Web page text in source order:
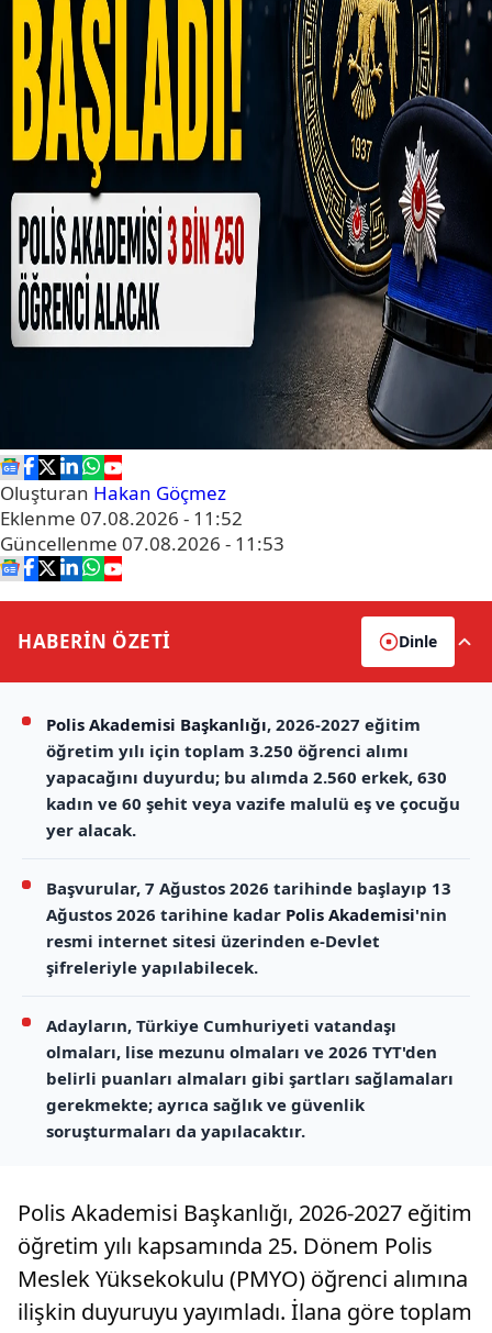
Oluşturan Hakan Göçmez
Eklenme 07.08.2026 - 11:52
Güncellenme 07.08.2026 - 11:53
HABERİN ÖZETİ Dinle
Polis Akademisi Başkanlığı, 2026-2027 eğitim
öğretim yılı için toplam 3.250 öğrenci alımı
yapacağını duyurdu; bu alımda 2.560 erkek, 630
kadın ve 60 şehit veya vazife malulü eş ve çocuğu
yer alacak.
Başvurular, 7 Ağustos 2026 tarihinde başlayıp 13
Ağustos 2026 tarihine kadar Polis Akademisi'nin
resmi internet sitesi üzerinden e-Devlet
şifreleriyle yapılabilecek.
Adayların, Türkiye Cumhuriyeti vatandaşı
olmaları, lise mezunu olmaları ve 2026 TYT'den
belirli puanları almaları gibi şartları sağlamaları
gerekmekte; ayrıca sağlık ve güvenlik
soruşturmaları da yapılacaktır.
Polis Akademisi Başkanlığı, 2026-2027 eğitim
öğretim yılı kapsamında 25. Dönem Polis
Meslek Yüksekokulu (PMYO) öğrenci alımına
ilişkin duyuruyu yayımladı. İlana göre toplam